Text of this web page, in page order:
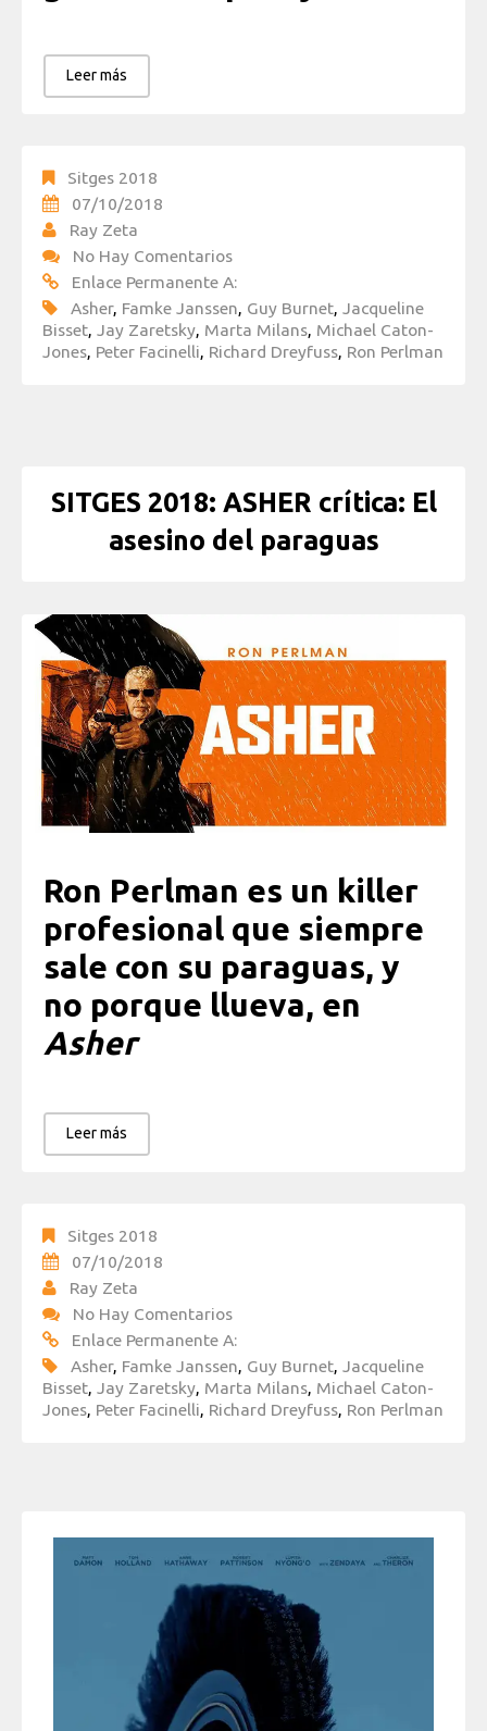
Leer más
Sitges 2018
07/10/2018
Ray Zeta
No Hay Comentarios
Enlace Permanente A:
Asher, Famke Janssen Guy Burnet
Jacqueline
Bisset
Jay Zaretsky Marta Milans Michael Caton-
Jones Peter Facinelli Richard Dreyfuss Ron Perlman
SITGES 2018: ASHER crítica: El
asesino del paraguas
Ron Perlman es un killer
profesional que siempre
sale con su paraguas, y
no porque llueva, en
Asher
Leer más
Sitges 2018
07/10/2018
Ray Zeta
No Hay Comentarios
Enlace Permanente A:
Asher, Famke Janssen, Guy Burnet, Jacqueline
Bisset, Jay Zaretsky, Marta Milans, Michael Caton-
Jones, Peter Facinelli, Richard Dreyfuss, Ron Perlman